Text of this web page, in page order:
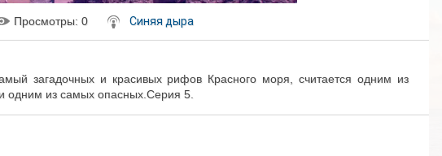
Просмотры: 0 Синяя дыра
загадочных и красивых рифов Красного моря, считается одним из
одним из самых опасных.Серия 5.